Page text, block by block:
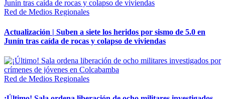
Red de Medios Regionales
Actualización | Suben a siete los heridos por sismo de 5.0 en
Junín tras caída de rocas y colapso de viviendas
Red de Medios Regionales